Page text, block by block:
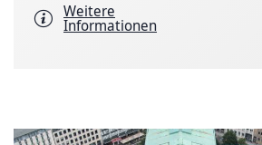
Weitere
Informationen